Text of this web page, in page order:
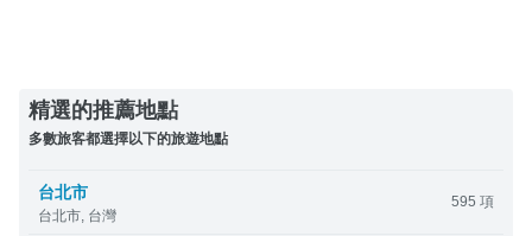
精選的推薦地點
多數旅客都選擇以下的旅遊地點
台北市
台北市, 台灣
595 項